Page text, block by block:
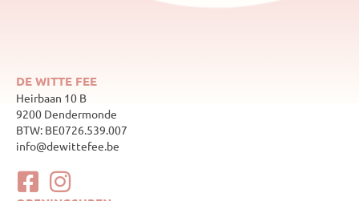
DE WITTE FEE
Heirbaan 10 B
9200 Dendermonde
BTW: BE0726.539.007
info@dewittefee.be